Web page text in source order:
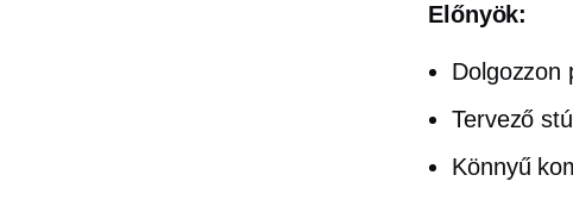
Előnyök:
Dolgozzon
Tervező
Könnyű